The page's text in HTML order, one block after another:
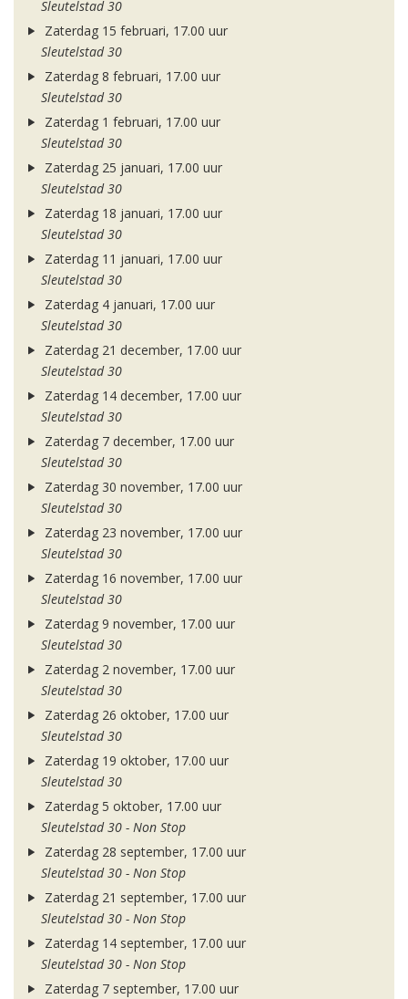
Sleutelstad 30
Zaterdag 15 februari, 17.00 uur
Sleutelstad 30
Zaterdag 8 februari, 17.00 uur
Sleutelstad 30
Zaterdag 1 februari, 17.00 uur
Sleutelstad 30
Zaterdag 25 januari, 17.00 uur
Sleutelstad 30
Zaterdag 18 januari, 17.00 uur
Sleutelstad 30
Zaterdag 11 januari, 17.00 uur
Sleutelstad 30
Zaterdag 4 januari, 17.00 uur
Sleutelstad 30
Zaterdag 21 december, 17.00 uur
Sleutelstad 30
Zaterdag 14 december, 17.00 uur
Sleutelstad 30
Zaterdag 7 december, 17.00 uur
Sleutelstad 30
Zaterdag 30 november, 17.00 uur
Sleutelstad 30
Zaterdag 23 november, 17.00 uur
Sleutelstad 30
Zaterdag 16 november, 17.00 uur
Sleutelstad 30
Zaterdag 9 november, 17.00 uur
Sleutelstad 30
Zaterdag 2 november, 17.00 uur
Sleutelstad 30
Zaterdag 26 oktober, 17.00 uur
Sleutelstad 30
Zaterdag 19 oktober, 17.00 uur
Sleutelstad 30
Zaterdag 5 oktober, 17.00 uur
Sleutelstad 30 - Non Stop
Zaterdag 28 september, 17.00 uur
Sleutelstad 30 - Non Stop
Zaterdag 21 september, 17.00 uur
Sleutelstad 30 - Non Stop
Zaterdag 14 september, 17.00 uur
Sleutelstad 30 - Non Stop
Zaterdag 7 september, 17.00 uur